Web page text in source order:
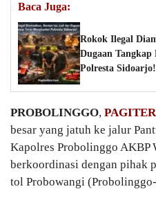
Baca Juga:
Rokok Ilegal
Dugaan Tangkap
Polresta Sidoarjo!
PROBOLINGGO,
besar yang jatuh ke jalur
Kapolres Probolinggo AKBP
berkoordinasi dengan pihak
tol Probowangi